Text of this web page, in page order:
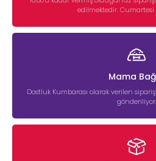
edilmektedir. Cumartesi
Mama
Dostluk Kumbarası olarak verilen
gönderiliyor.